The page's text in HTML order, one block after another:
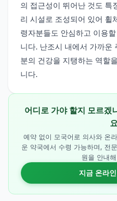
의 접근성이 뛰어난 것도 특
리 시설로 조성되어 있어 휠
령자분들도 안심하고 이용
니다. 난조시 내에서 가까운
분의 건강을 지탱하는 역할
니다.
어디로 가야 할지 모르겠
예약 없이 모국어로 의사와 온
운 약국에서 수령 가능하며, 전
원을 안내
지금 온라